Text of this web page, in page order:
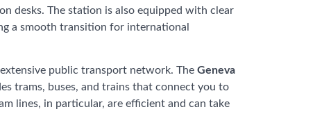
desks. The station is also equipped with clear
a smooth transition for international
public transport network. The Geneva
trams, buses, and trains that connect you to
lines, in particular, are efficient and can take